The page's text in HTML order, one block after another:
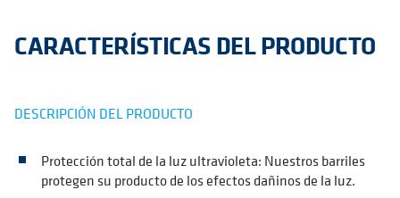
CARACTERÍSTICAS DEL PRODUCTO
DESCRIPCIÓN DEL PRODUCTO
Protección total de la luz ultravioleta: Nuestros barriles
protegen su producto de los efectos dañinos de la luz.